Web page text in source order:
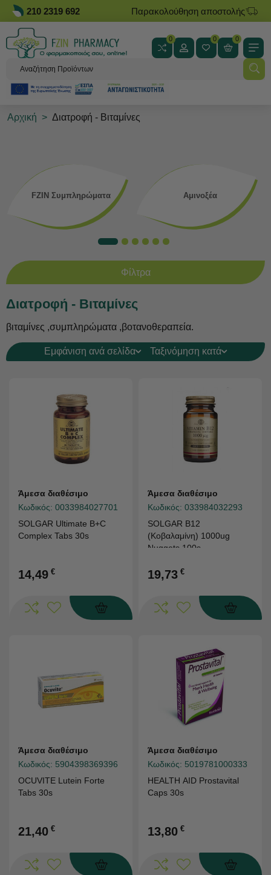
210 2319 692 Παρακολούθηση αποστολής
0 0 0
Αρχική > Διατροφή - Βιταμίνες
FZIN Συμπληρώματα Αμινοξέα
Φίλτρα
Διατροφή - Βιταμίνες
βιταμίνες ,συμπληρώματα ,βοτανοθεραπεία.
Εμφάνιση ανά σελίδα Ταξινόμηση κατά
Άμεσα διαθέσιμο
Κωδικός: 0033984027701
SOLGAR Ultimate B+C
Complex Tabs 30s
14,49 €
Άμεσα διαθέσιμο
Κωδικός: 033984032293
SOLGAR B12
(Κοβαλαμίνη) 1000ug
Nuggets 100s
19,73 €
Άμεσα διαθέσιμο
Κωδικός: 5904398369396
OCUVITE Lutein Forte
Tabs 30s
21,40 €
Άμεσα διαθέσιμο
Κωδικός: 5019781000333
HEALTH AID Prostavital
Caps 30s
13,80 €